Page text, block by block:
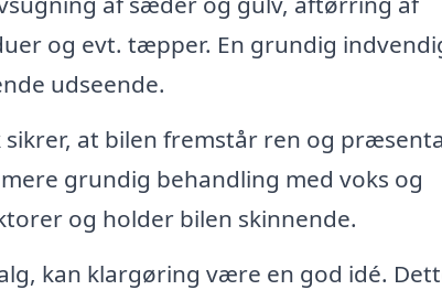
og evt. tæpper. En grundig
udseende.
sikrer, at bilen fremstår ren og
grundig behandling med voks og
og holder bilen skinnende.
kan klargøring være en god idé.